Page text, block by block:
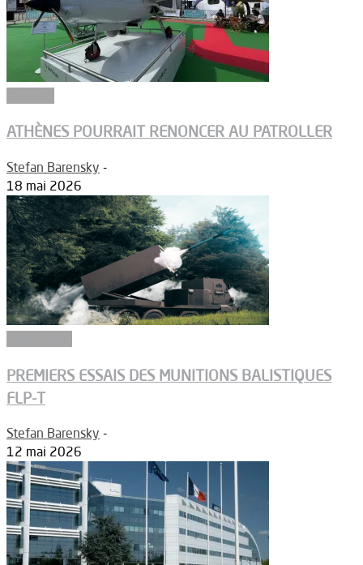
ATHÈNES POURRAIT RENONCER AU PATROLLER
Stefan Barensky -
18 mai 2026
PREMIERS ESSAIS DES MUNITIONS BALISTIQUES
FLP-T
Stefan Barensky -
12 mai 2026